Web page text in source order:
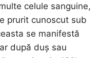
celule sanguine,
prurit cunoscut sub
se manifestă
după duș sau